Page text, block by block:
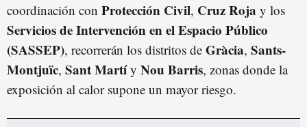
coordinación con Protección Civil, Cruz Roja y los
Servicios de Intervención en el Espacio Público
(SASSEP), recorrerán los distritos de Gràcia, Sants-
Montjuïc, Sant Martíy Nou Barris, zonas donde la
exposición al calor supone un mayor riesgo.